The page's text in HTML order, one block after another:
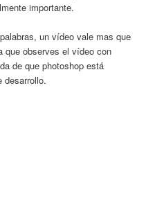
importante.
un vídeo vale mas que
que observes el vídeo con
de que photoshop está
desarrollo.